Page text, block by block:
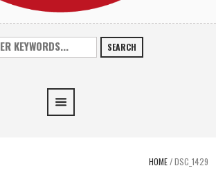
SEARCH
HOME/DSC_1429